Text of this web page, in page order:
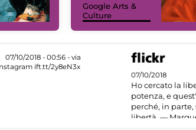
Google Arts &
Culture
07/10/2018
Ho cercato la
potenza, e
perché, in parte,
libertà. —